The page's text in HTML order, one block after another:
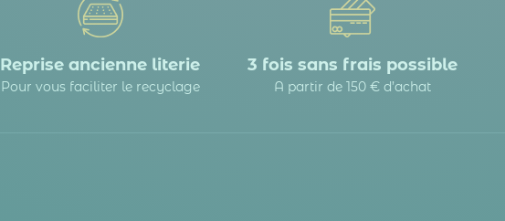
Reprise ancienne literie
Pour vous faciliter le recyclage
3 fois sans frais possible
A partir de 150 € d’achat